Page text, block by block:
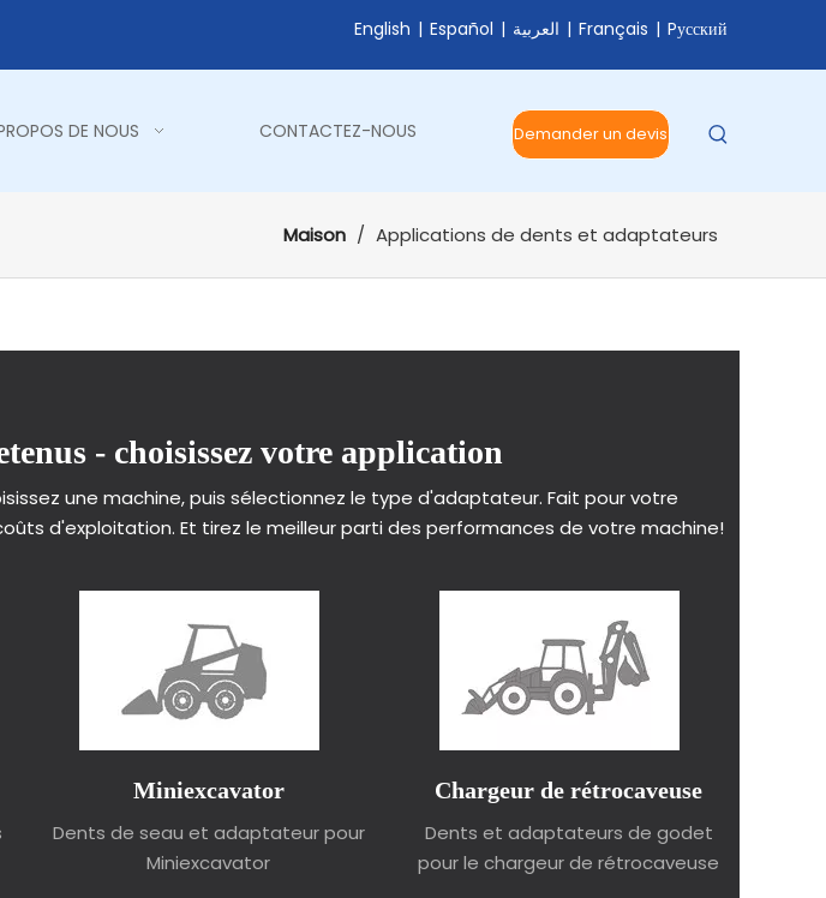
English | Español | العربية | Français | Pусский
DE NOUS CONTACTEZ-NOUS Demander un devis
Maison / Applications de dents et adaptateurs
- choisissez votre application
une machine, puis sélectionnez le type d'adaptateur. Fait pour votre
d'exploitation. Et tirez le meilleur parti des performances de votre machine!
Miniexcavator
Dents de seau et adaptateur pour
Miniexcavator
Chargeur de rétrocaveuse
Dents et adaptateurs de godet
pour le chargeur de rétrocaveuse